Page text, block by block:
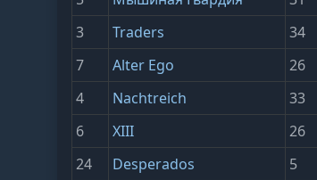
3
Traders 34
7
Alter Ego 26
4
Nachtreich 33
6
XIII 26
24
Desperados 5